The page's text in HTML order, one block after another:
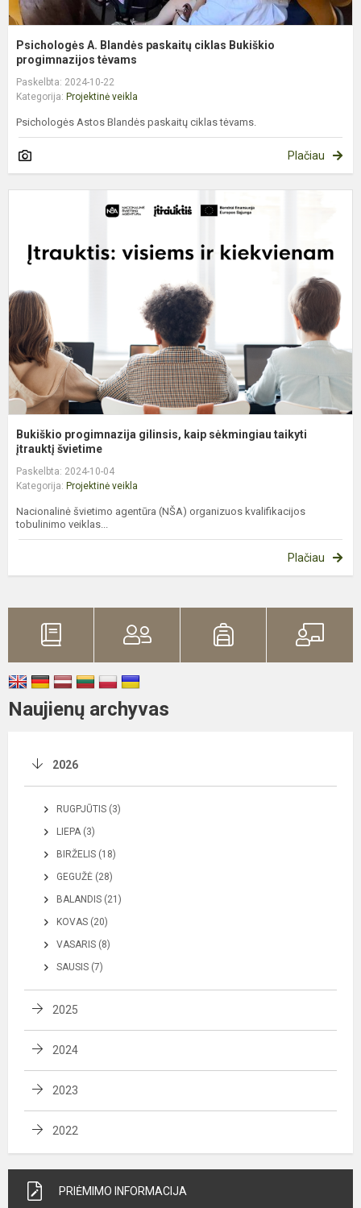
Psichologės A. Blandės paskaitų ciklas Bukiškio
progimnazijos tėvams
Paskelbta: 2024-10-22
Kategorija: Projektinė veikla
Psichologės Astos Blandės paskaitų ciklas tėvams.
Plačiau
Bukiškio progimnazija gilinsis, kaip sėkmingiau taikyti
įtrauktį švietime
Paskelbta: 2024-10-04
Kategorija: Projektinė veikla
Nacionalinė švietimo agentūra (NŠA) organizuos kvalifikacijos
tobulinimo veiklas...
Plačiau
Naujienų archyvas
2026
RUGPJŪTIS (3)
LIEPA (3)
BIRŽELIS (18)
GEGUŽĖ (28)
BALANDIS (21)
KOVAS (20)
VASARIS (8)
SAUSIS (7)
2025
2024
2023
2022
PRIĖMIMO INFORMACIJA